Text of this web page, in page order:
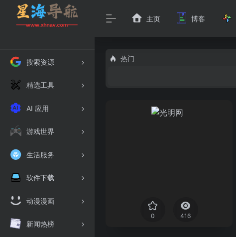
搜索资源
精选工具
AI 应用
游戏世界
生活服务
软件下载
动漫漫画
新闻热榜
主页 博客
热门
0 416